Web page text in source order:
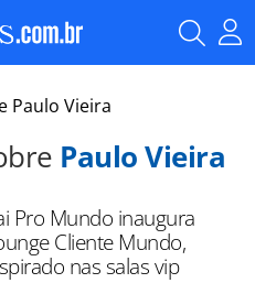
Paulo Vieira
Paulo Vieira
Pro Mundo inaugura
Cliente Mundo,
nas salas vip